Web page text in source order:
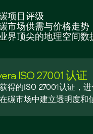
项目评级
市场供需与价格走势
界顶尖的地理空间数
ISO 27001 认证
得的ISO 27001认证，
碳市场中建立透明度和